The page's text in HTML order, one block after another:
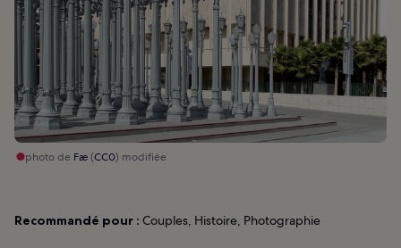
photo de Fæ(CC0) modifiée
Recommandé pour : Couples, Histoire, Photographie